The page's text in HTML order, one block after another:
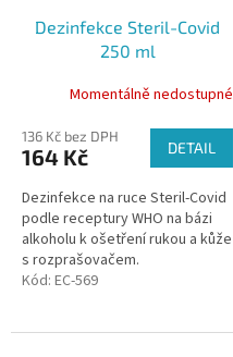
Dezinfekce Steril-Covid
250 ml
Momentálně nedostupné
136 Kč bez DPH
164 Kč DETAIL
Dezinfekce na ruce Steril-Covid
podle receptury WHO na bázi
alkoholu k ošetření rukou a kůže
s rozprašovačem.
Kód: EC-569